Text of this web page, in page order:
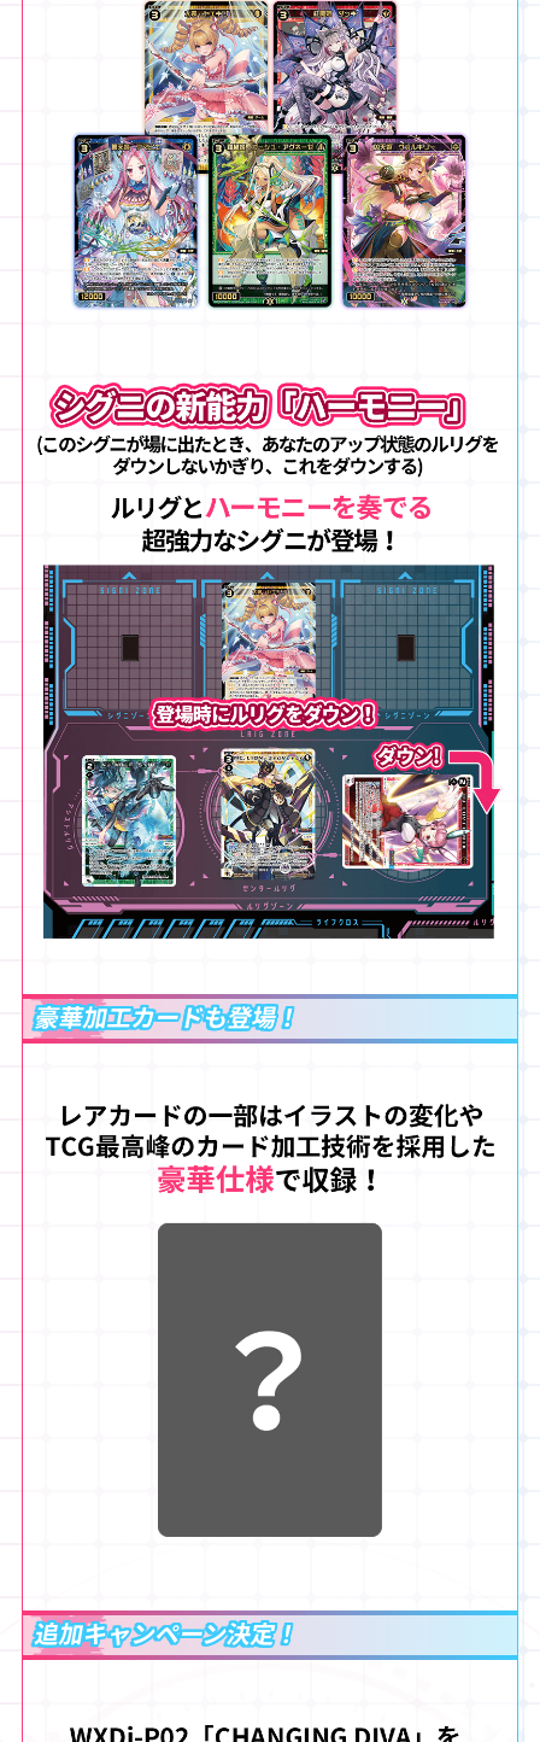
豪華加工カードも登場！
追加キャンペーン決定！